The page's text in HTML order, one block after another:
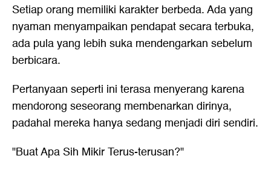
Setiap orang memiliki karakter berbeda. Ada yang
nyaman menyampaikan pendapat secara terbuka,
ada pula yang lebih suka mendengarkan sebelum
berbicara.
Pertanyaan seperti ini terasa menyerang karena
mendorong seseorang membenarkan dirinya,
padahal mereka hanya sedang menjadi diri sendiri.
"Buat Apa Sih Mikir Terus-terusan?"